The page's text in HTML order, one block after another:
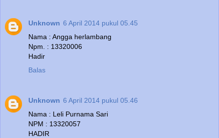
Unknown 6 April 2014 pukul 05.45
Nama : Angga herlambang
Npm. : 13320006
Hadir
Balas
Unknown 6 April 2014 pukul 05.46
Nama : Leli Purnama Sari
NPM : 13320057
HADIR